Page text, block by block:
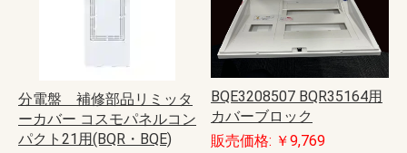
分電盤 補修部品リミッタ
ーカバー コスモパネルコン
パクト21用(BQR・BQE)
BQE3208507 BQR35164用
カバーブロック
販売価格: ￥9,769